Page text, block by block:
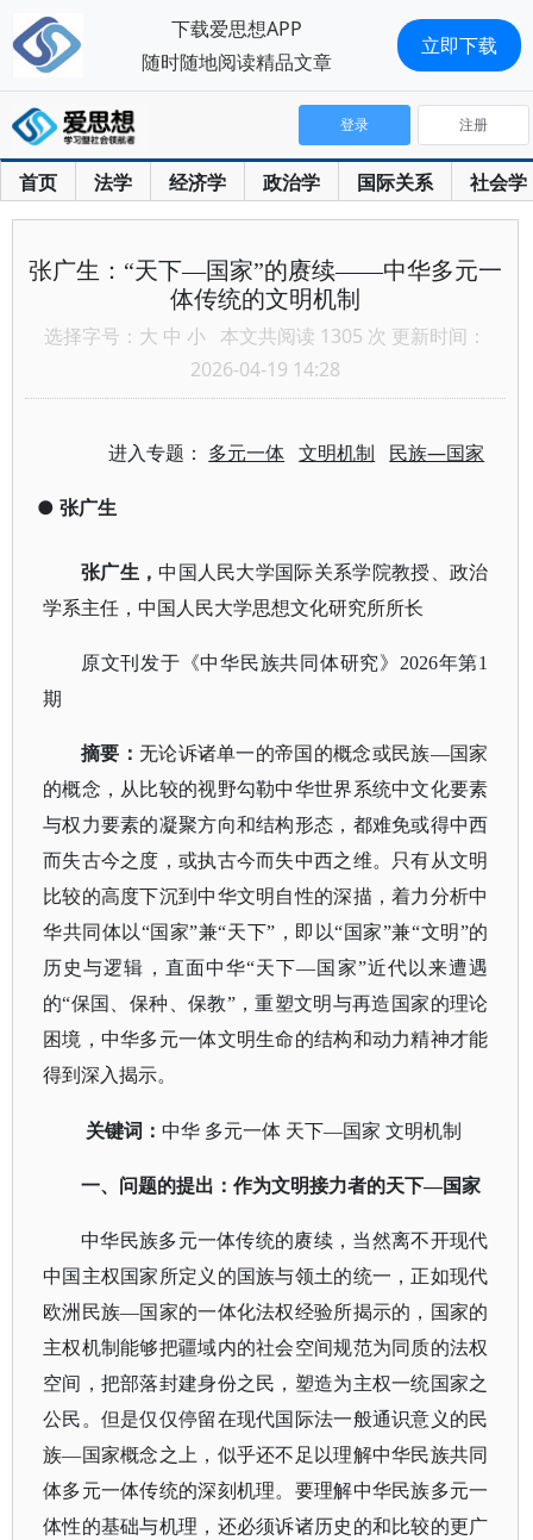
首页 法学 经济学 政治学 国际关系 社会学
登录 注册
张广生：“天下—国家”的赓续——中华多元一
体传统的文明机制
选择字号： 大 中 小 本文共阅读 1305 次 更新时间：
2026-04-19 14:28
进入专题： 多元一体 文明机制 民族—国家
● 张广生
张广生 ，中国人民大学国际关系学院教授、政治
学系主任，中国人民大学思想文化研究所所长
原文刊发于《中华民族共同体研究》 2026年第1
期
摘要： 无论诉诸单一的帝国的概念或民族—国家
的概念，从比较的视野勾勒中华世界系统中文化要素
与权力要素的凝聚方向和结构形态，都难免或得中西
而失古今之度，或执古今而失中西之维。只有从文明
比较的高度下沉到中华文明自性的深描，着力分析中
华共同体以“国家”兼“天下”，即以“国家”兼“文明”的
历史与逻辑，直面中华“天下—国家”近代以来遭遇
的“保国、保种、保教”，重塑文明与再造国家的理论
困境，中华多元一体文明生命的结构和动力精神才能
得到深入揭示。
关键词： 中华 多元一体 天下—国家 文明机制
一、问题的提出：作为文明接力者的天下—国家
中华民族多元一体传统的赓续，当然离不开现代
中国主权国家所定义的国族与领土的统一，正如现代
欧洲民族—国家的一体化法权经验所揭示的，国家的
主权机制能够把疆域内的社会空间规范为同质的法权
空间，把部落封建身份之民，塑造为主权一统国家之
公民。但是仅仅停留在现代国际法一般通识意义的民
族—国家概念之上，似乎还不足以理解中华民族共同
体多元一体传统的深刻机理。要理解中华民族多元一
体性的基础与机理，还必须诉诸历史的和比较的更广
下载爱思想APP
随时随地阅读精品文章
立即下载